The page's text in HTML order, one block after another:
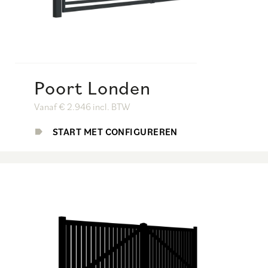
Poort Londen
Vanaf € 2.946 incl. BTW
START MET CONFIGUREREN